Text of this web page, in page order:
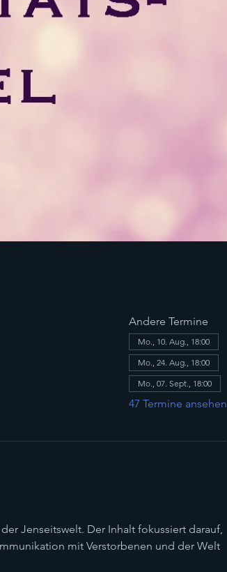
Andere Termine
Mo., 10. Aug., 18:00
Mo., 24. Aug., 18:00
Mo., 07. Sept., 18:00
47 Termine ansehen
Jenseitswelt. Der Inhalt fokussiert darauf,
mit Verstorbenen und der Welt